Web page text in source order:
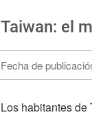
Taiwan: el
Fecha de
Los habitantes